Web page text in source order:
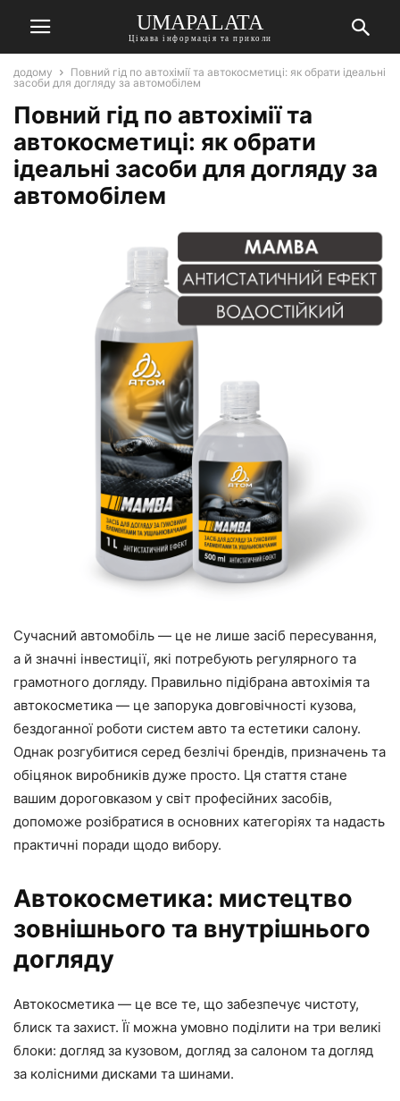
UMAPALATA
Цікава інформація та приколи
додому
Повний гід по автохімії та автокосметиці: як обрати ідеальні
засоби для догляду за автомобілем
Повний гід по автохімії та
автокосметиці: як обрати
ідеальні засоби для догляду за
автомобілем
Сучасний автомобіль — це не лише засіб пересування,
а й значні інвестиції, які потребують регулярного та
грамотного догляду. Правильно підібрана автохімія та
автокосметика — це запорука довговічності кузова,
бездоганної роботи систем авто та естетики салону.
Однак розгубитися серед безлічі брендів, призначень та
обіцянок виробників дуже просто. Ця стаття стане
вашим дороговказом у світ професійних засобів,
допоможе розібратися в основних категоріях та надасть
практичні поради щодо вибору.
Автокосметика: мистецтво
зовнішнього та внутрішнього
догляду
Автокосметика — це все те, що забезпечує чистоту,
блиск та захист. Її можна умовно поділити на три великі
блоки: догляд за кузовом, догляд за салоном та догляд
за колісними дисками та шинами.